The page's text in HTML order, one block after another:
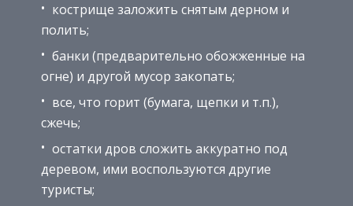
кострище заложить снятым дерном и
полить;
банки (предварительно обожженные на
огне) и другой мусор закопать;
все, что горит (бумага, щепки и т.п.),
сжечь;
остатки дров сложить аккуратно под
деревом, ими воспользуются другие
туристы;